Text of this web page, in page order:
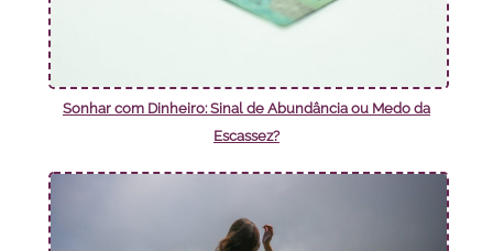
Sonhar com Dinheiro: Sinal de Abundância ou Medo da
Escassez?